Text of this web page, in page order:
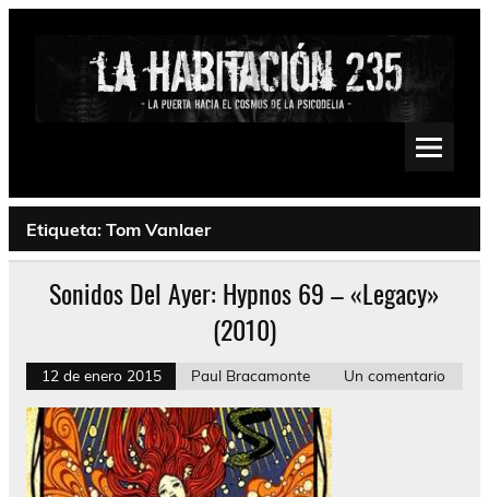
Saltar
Psychedelic, Stoner, Doom, Sludge, Fuzz, Space, Drone
Etiqueta: Tom Vanlaer
Sonidos Del Ayer: Hypnos 69 – «Legacy»
(2010)
12 de enero 2015 Paul Bracamonte Un comentario